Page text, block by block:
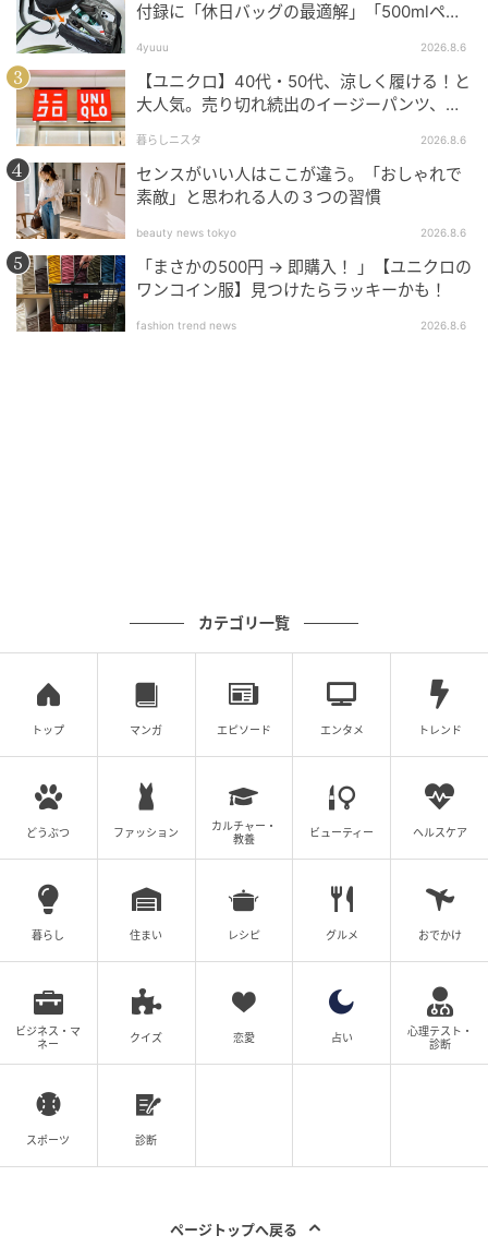
出典：ZOZO
ロゴTとブラウンスカートを合わせたカジュアルコーデ
は、ほどよい抜け感が魅力。黒のバッグやシューズを
合わせることでラフさが程よく抑えられ、大人っぽく
まとまります。さらにデニムシャツを腰巻きすれば、
コーデに立体感が生まれてこなれた印象へ♪
爽やかさと華やかさを両立！ブラウンブラウ
ス×デニムコーデ
出典：ZOZO
ブラウンのブラウスにライトブルーデニムを合わせれ
ば、落ち着きと爽やかさを兼ね備えた夏らしい着こな
しに。やさしい配色が女性らしさを引き立てつつ、デ
ニムのおかげで気負わない雰囲気も楽しめます。アク
セサリーやきれいめバッグを添えれば、華やかさもぐ
付録に「休日バッグの最適解」「500mlペッ
4yuuu 2026.8.6
【ユニクロ】40代・50代、涼しく履ける！と
大人気。売り切れ続出のイージーパンツ、買
暮らしニスタ 2026.8.6
センスがいい人はここが違う。「おしゃれで
素敵」と思われる人の３つの習慣
beauty news tokyo 2026.8.6
「まさかの500円 → 即購入！ 」【ユニクロの
ワンコイン服】見つけたらラッキーかも！
fashion trend news 2026.8.6
カテゴリ一覧
トップ マンガ エピソード エンタメ トレンド
どうぶつ ファッション
カルチャー・
教養
ビューティー ヘルスケア
暮らし 住まい レシピ グルメ おでかけ
ビジネス・マ
ネー
クイズ 恋愛 占い
心理テスト・
診断
スポーツ 診断
ページトップへ戻る